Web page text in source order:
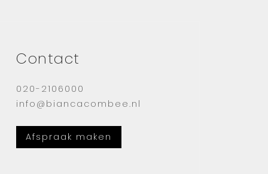
Contact
020-2106000
info@biancacombee.nl
Afspraak maken